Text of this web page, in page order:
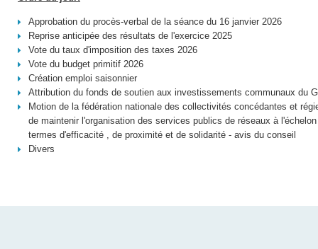
Approbation du procès-verbal de la séance du 16 janvier 2026
Reprise anticipée des résultats de l'exercice 2025
Vote du taux d'imposition des taxes 2026
Vote du budget primitif 2026
Création emploi saisonnier
Attribution du fonds de soutien aux investissements communaux du
Motion de la fédération nationale des collectivités concédantes et
de maintenir l'organisation des services publics de réseaux à
termes d'efficacité , de proximité et de solidarité - avis du conseil
Divers